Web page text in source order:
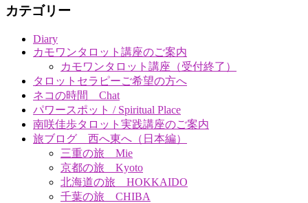
カテゴリー
Diary
カモワンタロット講座のご案内
カモワンタロット講座（受付終了）
タロットセラピーご希望の方へ
ネコの時間 Chat
パワースポット / Spiritual Place
南咲佳歩タロット実践講座のご案内
旅ブログ 西へ東へ（日本編）
三重の旅 Mie
京都の旅 Kyoto
北海道の旅 HOKKAIDO
千葉の旅 CHIBA